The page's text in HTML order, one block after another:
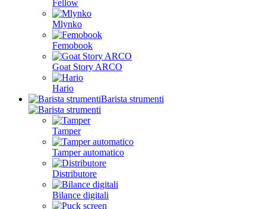
Fellow
Mlynko
Femobook
Goat Story ARCO
Hario
Barista strumenti
Tamper
Tamper automatico
Distributore
Bilance digitali